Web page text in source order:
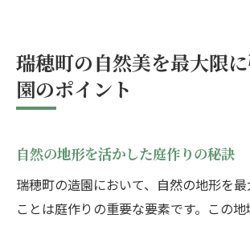
瑞穂町の自然美を最大限
園のポイント
自然の地形を活かした庭作りの秘訣
瑞穂町の造園において、自然の地形を
ことは庭作りの重要な要素です。この